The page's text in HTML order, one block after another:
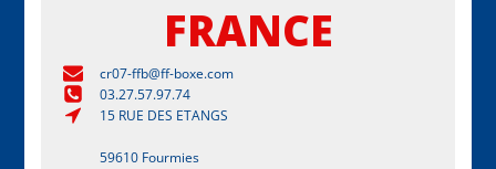
FRANCE
cr07-ffb@ff-boxe.com
03.27.57.97.74
15 RUE DES ETANGS
59610 Fourmies